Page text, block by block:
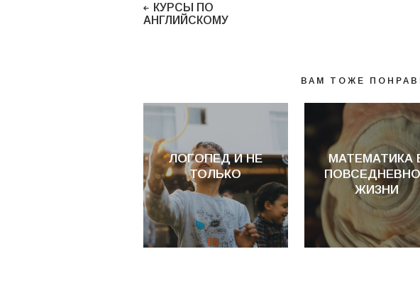
КУРСЫ ПО
АНГЛИЙСКОМУ
ВАМ ТОЖЕ
ЛОГОПЕД И НЕ
ТОЛЬКО
МАТЕМАТИКА
ЖИЗНИ